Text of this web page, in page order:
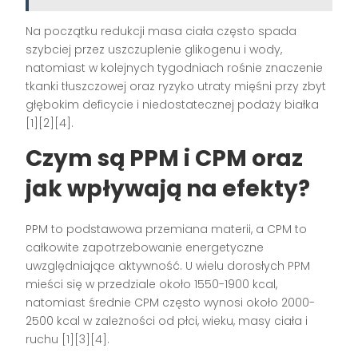
Na początku redukcji masa ciała często spada
szybciej przez uszczuplenie glikogenu i wody,
natomiast w kolejnych tygodniach rośnie znaczenie
tkanki tłuszczowej oraz ryzyko utraty mięśni przy zbyt
głębokim deficycie i niedostatecznej podaży białka
[1][2][4].
Czym są PPM i CPM oraz
jak wpływają na efekty?
PPM to podstawowa przemiana materii, a CPM to
całkowite zapotrzebowanie energetyczne
uwzględniające aktywność. U wielu dorosłych PPM
mieści się w przedziale około 1550-1900 kcal,
natomiast średnie CPM często wynosi około 2000-
2500 kcal w zależności od płci, wieku, masy ciała i
ruchu [1][3][4].